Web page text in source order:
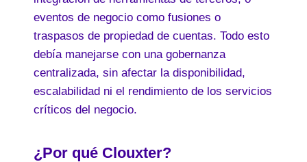
eventos de negocio como fusiones o
traspasos de propiedad de cuentas. Todo esto
debía manejarse con una gobernanza
centralizada, sin afectar la disponibilidad,
escalabilidad ni el rendimiento de los servicios
críticos del negocio.
¿Por qué Clouxter?